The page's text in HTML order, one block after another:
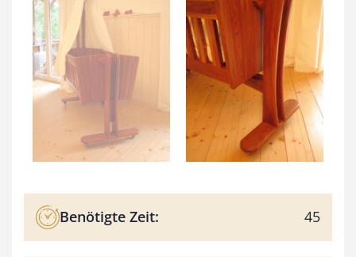
Benötigte Zeit: 45